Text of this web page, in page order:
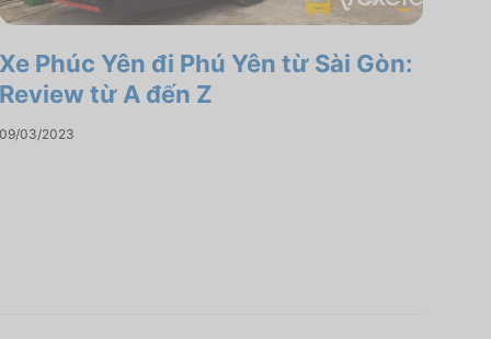
Xe Phúc Yên đi Phú Yên từ Sài Gòn:
Review từ A đến Z
09/03/2023